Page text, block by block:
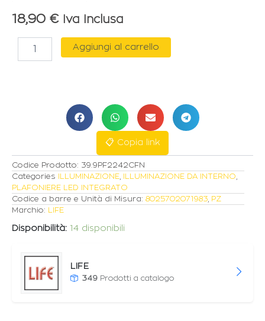
18,90 € Iva Inclusa
PLAFONIERA
D.200x200mm
Aggiungi al carrello
📋 Copia link
Codice Prodotto: 39.9PF2242CFN
Categories ILLUMINAZIONE, ILLUMINAZIONE DA INTERNO,
PLAFONIERE LED INTEGRATO
Codice a barre e Unità di Misura: 8025702071983, PZ
Marchio: LIFE
Disponibilità: 14 disponibili
LIFE
349 Prodotti a catalogo